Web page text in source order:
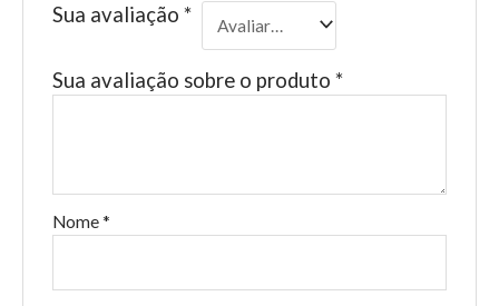
Sua avaliação *
Sua avaliação sobre o produto *
Nome *